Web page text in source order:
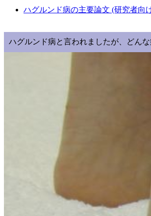
ハグルンド病の主要論文 (研究者向
ハグルンド病と言われましたが、どん